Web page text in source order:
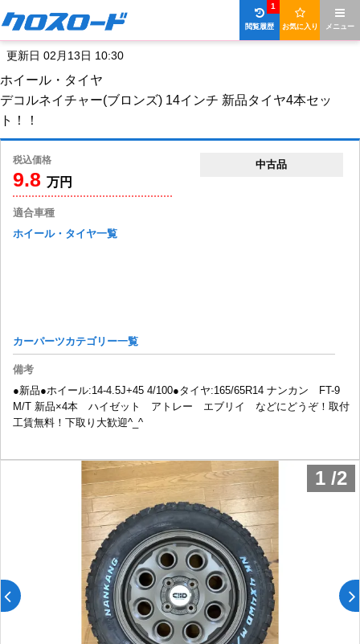
メニュー
お気に入り
閲覧履歴
1
更新日 02月13日 10:30
ホイール・タイヤ
デコルネイチャー(ブロンズ) 14インチ 新品タイヤ4本セッ
ト！！
税込価格
9.8 万円
中古品
適合車種
ホイール・タイヤ一覧
カーパーツカテゴリー一覧
備考
●新品●ホイール:14-4.5J+45 4/100●タイヤ:165/65R14 ナンカン FT-9
M/T 新品×4本 ハイゼット アトレー エブリイ などにどうぞ！取付
工賃無料！下取り大歓迎^_^
1 /2